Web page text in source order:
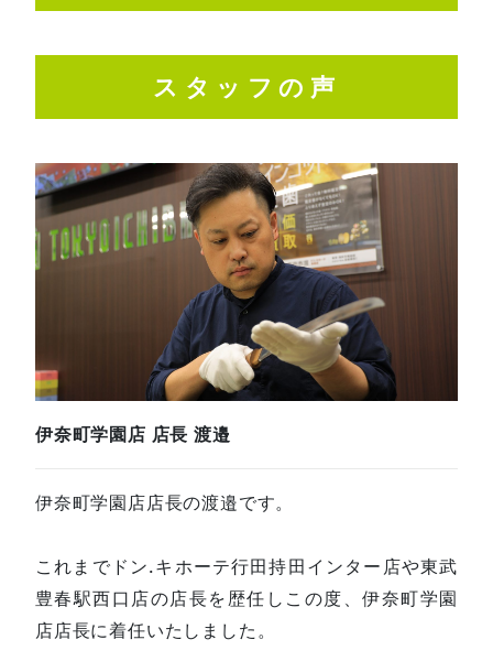
スタッフの声
伊奈町学園店 店長 渡邉
伊奈町学園店店長の渡邉です。
これまでドン.キホーテ行田持田インター店や東武
豊春駅西口店の店長を歴任しこの度、伊奈町学園
店店長に着任いたしました。